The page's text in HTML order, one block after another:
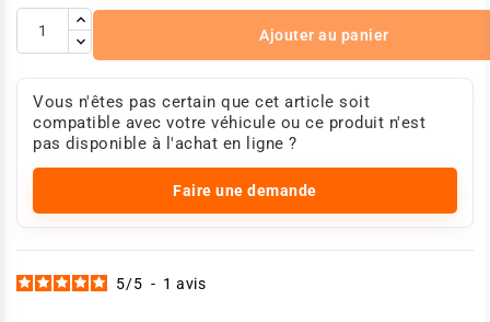
Renault 7485009894
Volvo 20833355
Volvo 20834409
Volvo 21417491
Volvo 3801164
Volvo 3801244
Volvo 3801577
Volvo 85003894
Photo non contractuelle
Ajouter au panier
Vous n'êtes pas certain que cet article soit
compatible avec votre véhicule ou ce produit n'est
pas disponible à l'achat en ligne ?
Faire une demande
5/5 - 1 avis